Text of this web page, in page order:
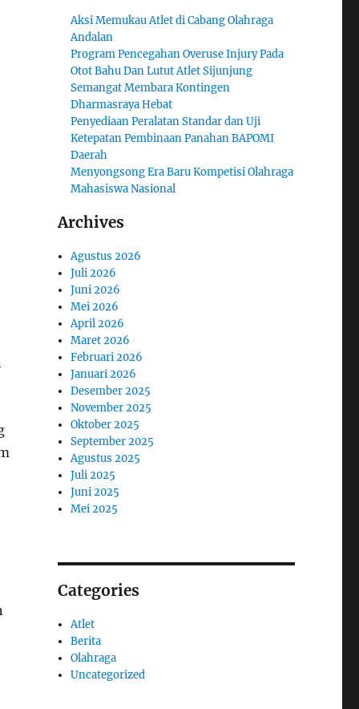
Aksi Memukau Atlet di Cabang Olahraga
Andalan
Program Pencegahan Overuse Injury Pada
Otot Bahu Dan Lutut Atlet Sijunjung
Semangat Membara Kontingen
Dharmasraya Hebat
Penyediaan Peralatan Standar dan Uji
Ketepatan Pembinaan Panahan BAPOMI
Daerah
Menyongsong Era Baru Kompetisi Olahraga
Mahasiswa Nasional
Archives
Agustus 2026
Juli 2026
Juni 2026
Mei 2026
April 2026
Maret 2026
Februari 2026
Januari 2026
Desember 2025
November 2025
Oktober 2025
September 2025
Agustus 2025
Juli 2025
Juni 2025
Mei 2025
Categories
Atlet
Berita
Olahraga
Uncategorized